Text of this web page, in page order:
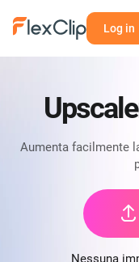
Log in
Aumenta facilmente
Nessuna